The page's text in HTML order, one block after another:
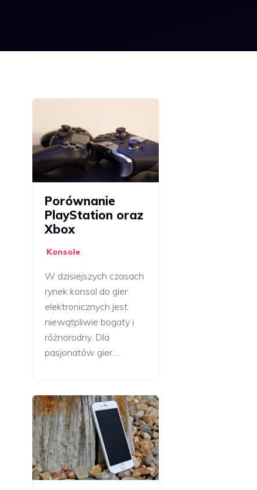
Porównanie
PlayStation oraz
Xbox
Konsole
W dzisiejszych czasach
rynek konsol do gier
elektronicznych jest
niewątpliwie bogaty i
różnorodny. Dla
pasjonatów gier…